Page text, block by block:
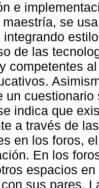
e
maestría, se
integrando
de las
competentes
un
indica que
a través de
en los foros,
En los
espacios
sus pares.